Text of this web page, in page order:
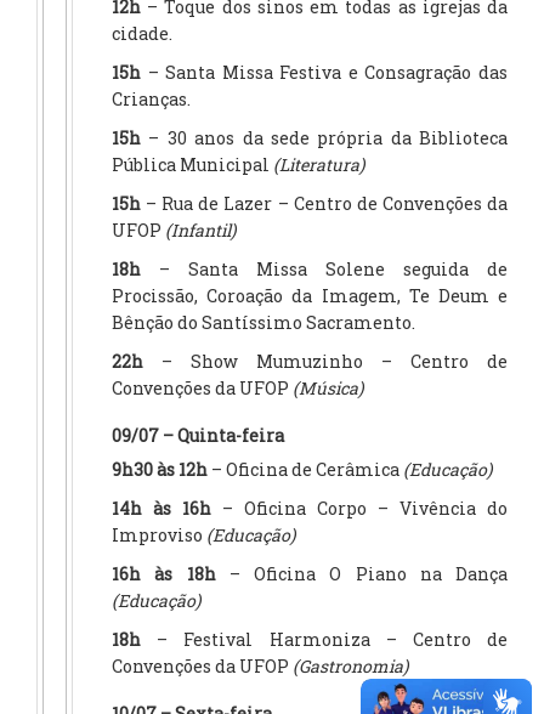
12h – Toque dos sinos em todas as igrejas da
cidade.
15h – Santa Missa Festiva e Consagração das
Crianças.
15h – 30 anos da sede própria da Biblioteca
Pública Municipal (Literatura)
15h – Rua de Lazer – Centro de Convenções da
UFOP (Infantil)
18h – Santa Missa Solene seguida de
Procissão, Coroação da Imagem, Te Deum e
Bênção do Santíssimo Sacramento.
22h – Show Mumuzinho – Centro de
Convenções da UFOP (Música)
09/07 – Quinta-feira
9h30 às 12h – Oficina de Cerâmica (Educação)
14h às 16h – Oficina Corpo – Vivência do
Improviso (Educação)
16h às 18h– Oficina O Piano na Dança
(Educação)
18h – Festival Harmoniza – Centro de
Convenções da UFOP (Gastronomia)